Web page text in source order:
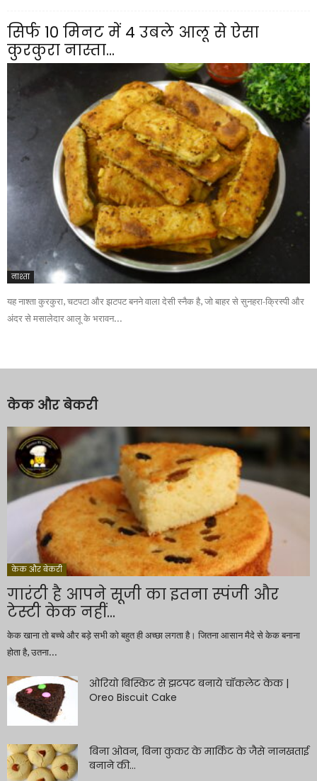
सिर्फ 10 मिनट में 4 उबले आलू से ऐसा
कुरकुरा नास्ता...
नाश्ता
यह नाश्ता कुरकुरा, चटपटा और झटपट बनने वाला देसी स्नैक है, जो बाहर से सुनहरा-क्रिस्पी और
अंदर से मसालेदार आलू के भरावन...
केक और बेकरी
केक और बेकरी
गारंटी है आपने सूजी का इतना स्पंजी और
टेस्टी केक नहीं...
केक खाना तो बच्चे और बड़े सभी को बहुत ही अच्छा लगता है। जितना आसान मैदे से केक बनाना
होता है, उतना...
ओरियो बिस्किट से झटपट बनाये चॉकलेट केक |
Oreo Biscuit Cake
बिना ओवन, बिना कुकर के मार्किट के जैसे नानखताई
बनाने की...